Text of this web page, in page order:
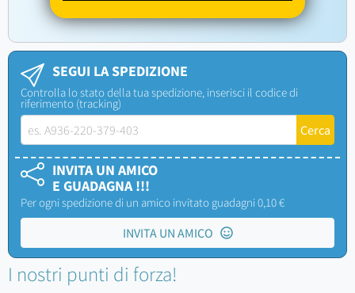
SEGUI LA SPEDIZIONE
Controlla lo stato della tua spedizione, inserisci il codice di
riferimento (tracking)
INVITA UN AMICO
E GUADAGNA !!!
Per ogni spedizione di un amico invitato guadagni 0,10 €
INVITA UN AMICO
I nostri punti di forza!